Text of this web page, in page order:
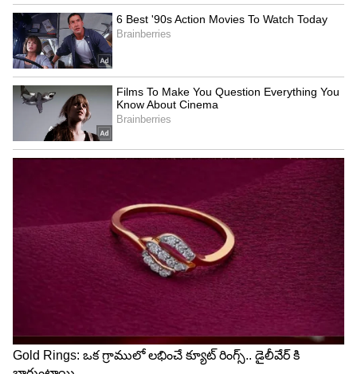
5
7
ఆగస్టు నెలలో జన్మించిన వారు ఎంతో ఎనర్జిటిక్ గా
ఉంటారు. అంతేకాదు ఎన్ని కష్టాలు ఎదురైనా సరే వాటిని
అధిగమించేదాక నిద్రపోరు. వీళ్లకు మంచి నాయకత్వ
లక్షణాలు కూడా ఉంటాయి.